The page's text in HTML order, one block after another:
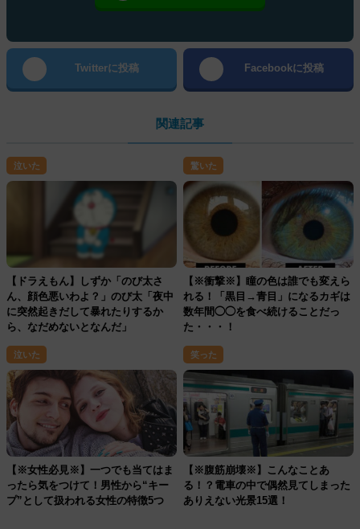
Twitterに投稿 Facebookに投稿
関連記事
泣いた
【ドラえもん】しずか「のび太さ
ん、顔色悪いわよ？」のび太「夜中
に突然起きだして暴れたりするか
ら、なだめないとなんだ」
驚いた
【※衝撃※】瞳の色は誰でも変えら
れる！「黒目→青目」になるカギは
数年間◯◯を食べ続けることだっ
た・・・！
泣いた
【※女性必見※】一つでも当てはま
ったら気をつけて！男性から“キー
プ”として扱われる女性の特徴5つ
笑った
【※腹筋崩壊※】こんなことあ
る！？電車の中で偶然見てしまった
ありえない光景15選！